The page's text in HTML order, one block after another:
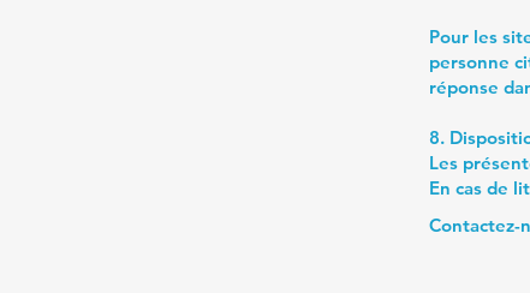
Pour les
personne
réponse
8.
Les
En cas de
Contactez-